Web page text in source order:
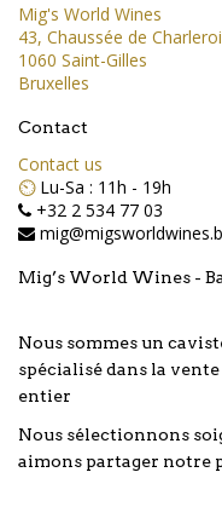
Mig's World Wines
43, Chaussée de Charleroi
1060 Saint-Gilles
Bruxelles
Contact
Contact us
⏲️ Lu-Sa : 11h - 19h
+32 2 534 77 03
Mig’s World Wines -
Nous sommes un
spécialisé dans la
entier
Nous sélectionnons
aimons partager notre